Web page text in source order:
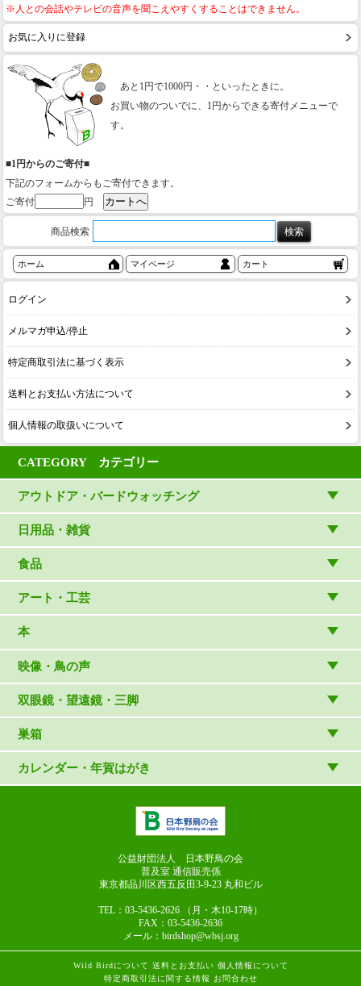
※人との会話やテレビの音声を聞こえやすくすることはできません。
お気に入りに登録
あと1円で1000円・・といったときに。
お買い物のついでに、1円からできる寄付メニューで
す。
■1円からのご寄付■
下記のフォームからもご寄付できます。
ご寄付
円
商品検索
ホーム マイページ カート
ログイン
メルマガ申込/停止
特定商取引法に基づく表示
送料とお支払い方法について
個人情報の取扱いについて
CATEGORY カテゴリー
アウトドア・バードウォッチング
アウトドアウェア
アウトドア雑貨
バードウォッチング用品
日用品・雑貨
リビング・キッチン・ファッション
ゲーム・ホビー・文具
食品
食品
アート・工芸
雑貨（村上康成）
マスコット・ブローチほか
本
図鑑
読み物
写真集・ガイドブック・絵本
日本野鳥の会連携団体の出版物
論文集（ストリクス）
映像・鳥の声
CD
DVD・ブルーレイ・ビデオ
鳴き声タッチペンなど
双眼鏡・望遠鏡・三脚
スターターセット
双眼鏡
巣箱
巣箱など
カレンダー・年賀はがき
公益財団法人 日本野鳥の会
普及室 通信販売係
東京都品川区西五反田3-9-23 丸和ビル
TEL：03-5436-2626
（月・木10-17時）
FAX：03-5436-2636
メール：birdshop@wbsj.org
Wild Birdについて 送料とお支払い 個人情報について
特定商取引法に関する情報
お問合わせ